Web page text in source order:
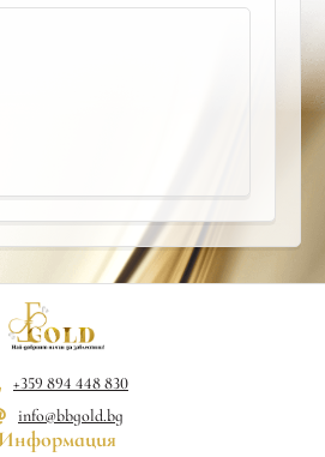
+359 894 448 830
info@bbgold.bg
Информация